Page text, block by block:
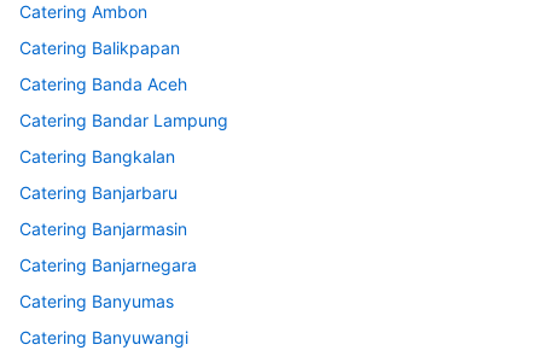
Catering Ambon
Catering Balikpapan
Catering Banda Aceh
Catering Bandar Lampung
Catering Bangkalan
Catering Banjarbaru
Catering Banjarmasin
Catering Banjarnegara
Catering Banyumas
Catering Banyuwangi